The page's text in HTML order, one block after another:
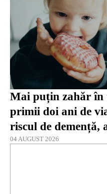
Mai puțin zahăr în
primii doi ani de
riscul de demență,
04 AUGUST 2026